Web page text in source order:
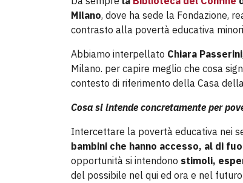
Milano, dove ha sede la Fondazione,
contrasto alla povertà educativa
Abbiamo interpellato Chiara Passerini
Milano. per capire meglio che cosa
contesto di riferimento della Casa
Cosa si intende concretamente per
Intercettare la povertà educativa nei
bambini che hanno accesso, al di
opportunità si intendono stimoli,
del possibile nel qui ed ora e nel